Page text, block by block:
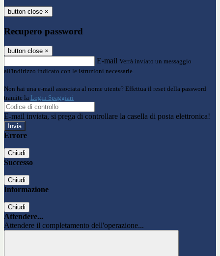
button close ×
Recupero password
button close ×
E-mail Verrà inviato un messaggio
all'indirizzo indicato con le istruzioni necessarie.
Non hai una e-mail associata al nome utente? Effettua il reset della password
tramite la Login Spaggiari
E-mail inviata, si prega di controllare la casella di posta elettronica!
Errore
Chiudi
Successo
Chiudi
Informazione
Chiudi
Attendere...
Attendere il completamento dell'operazione...